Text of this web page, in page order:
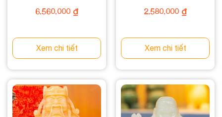
6.560.000 ₫
Xem chi tiết
2.580.000 ₫
Xem chi tiết